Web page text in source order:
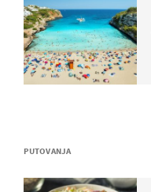
PUTOVANJA